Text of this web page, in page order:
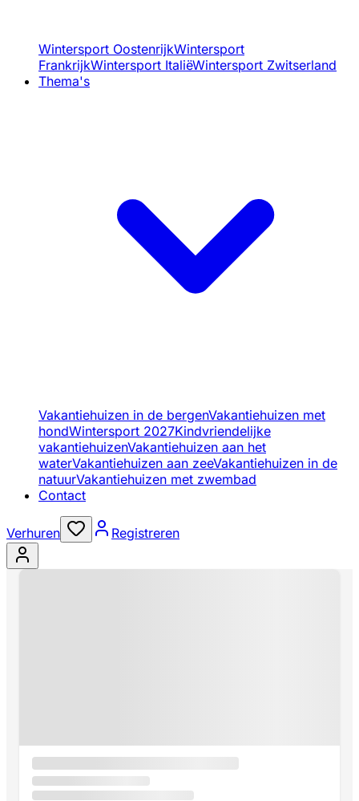
Wintersport OostenrijkWintersport
FrankrijkWintersport ItaliëWintersport Zwitserland
Thema's
Vakantiehuizen in de bergenVakantiehuizen met
hondWintersport 2027Kindvriendelijke
vakantiehuizenVakantiehuizen aan het
waterVakantiehuizen aan zeeVakantiehuizen in de
natuurVakantiehuizen met zwembad
Contact
Verhuren Registreren